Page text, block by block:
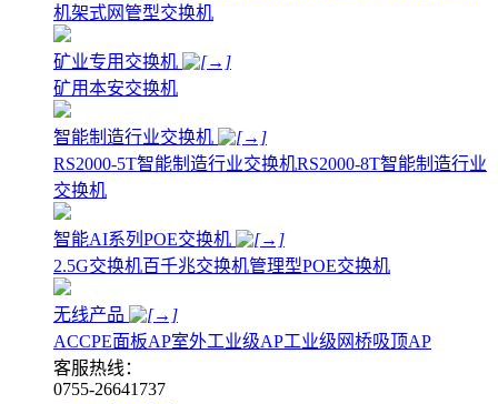
机架式网管型交换机
矿业专用交换机
矿用本安交换机
智能制造行业交换机
RS2000-5T智能制造行业交换机RS2000-8T智能制造行业
交换机
智能AI系列POE交换机
2.5G交换机百千兆交换机管理型POE交换机
无线产品
ACCPE面板AP室外工业级AP工业级网桥吸顶AP
客服热线：
0755-26641737